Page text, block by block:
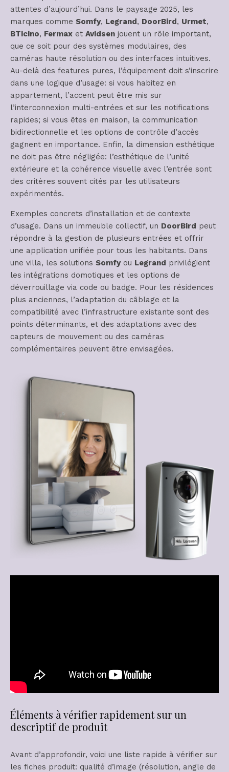
attentes d’aujourd’hui. Dans le paysage 2025, les
marques comme Somfy, Legrand, DoorBird, Urmet,
BTicino, Fermax et Avidsen jouent un rôle important,
que ce soit pour des systèmes modulaires, des
caméras haute résolution ou des interfaces intuitives.
Au-delà des features pures, l’équipement doit s’inscrire
dans une logique d’usage: si vous habitez en
appartement, l’accent peut être mis sur
l’interconnexion multi-entrées et sur les notifications
rapides; si vous êtes en maison, la communication
bidirectionnelle et les options de contrôle d’accès
gagnent en importance. Enfin, la dimension esthétique
ne doit pas être négligée: l’esthétique de l’unité
extérieure et la cohérence visuelle avec l’entrée sont
des critères souvent cités par les utilisateurs
expérimentés.
Exemples concrets d’installation et de contexte
d’usage. Dans un immeuble collectif, un DoorBird peut
répondre à la gestion de plusieurs entrées et offrir
une application unifiée pour tous les habitants. Dans
une villa, les solutions Somfyou Legrand privilégient
les intégrations domotiques et les options de
déverrouillage via code ou badge. Pour les résidences
plus anciennes, l’adaptation du câblage et la
compatibilité avec l’infrastructure existante sont des
points déterminants, et des adaptations avec des
capteurs de mouvement ou des caméras
complémentaires peuvent être envisagées.
Éléments à vérifier rapidement sur un
descriptif de produit
Avant d’approfondir, voici une liste rapide à vérifier sur
les fiches produit: qualité d’image (résolution, angle de